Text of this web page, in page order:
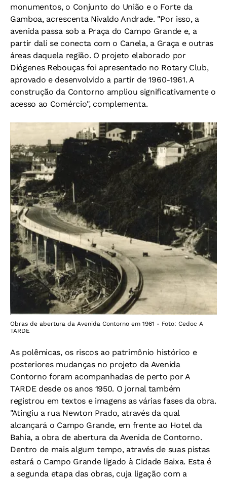
monumentos, o Conjunto do União e o Forte da
Gamboa, acrescenta Nivaldo Andrade. "Por isso, a
avenida passa sob a Praça do Campo Grande e, a
partir dali se conecta com o Canela, a Graça e outras
áreas daquela região. O projeto elaborado por
Diógenes Rebouças foi apresentado no Rotary Club,
aprovado e desenvolvido a partir de 1960-1961. A
construção da Contorno ampliou significativamente o
acesso ao Comércio", complementa.
Obras de abertura da Avenida Contorno em 1961 - Foto: Cedoc A
TARDE
As polêmicas, os riscos ao patrimônio histórico e
posteriores mudanças no projeto da Avenida
Contorno foram acompanhadas de perto por A
TARDE desde os anos 1950. O jornal também
registrou em textos e imagens as várias fases da obra.
"Atingiu a rua Newton Prado, através da qual
alcançará o Campo Grande, em frente ao Hotel da
Bahia, a obra de abertura da Avenida de Contorno.
Dentro de mais algum tempo, através de suas pistas
estará o Campo Grande ligado à Cidade Baixa. Esta é
a segunda etapa das obras, cuja ligação com a